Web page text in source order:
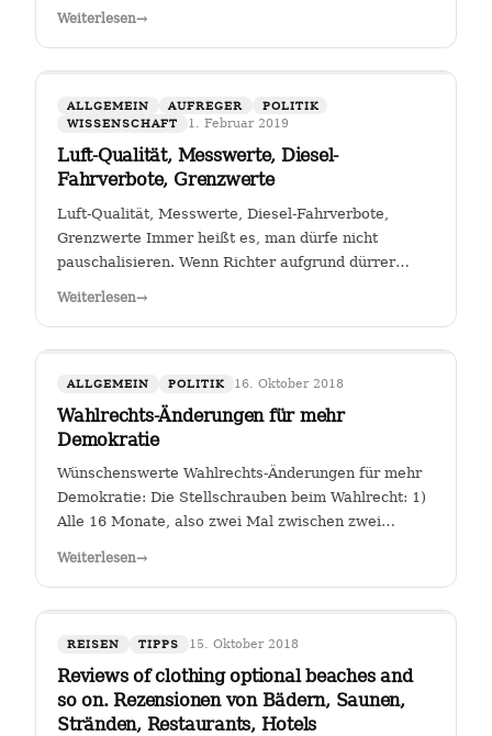
Weiterlesen→
ALLGEMEIN AUFREGER
POLITIK
WISSENSCHAFT
1. Februar 2019
Luft-Qualität, Messwerte, Diesel-
Fahrverbote, Grenzwerte
Luft-Qualität, Messwerte, Diesel-Fahrverbote,
Grenzwerte Immer heißt es, man dürfe nicht
pauschalisieren. Wenn Richter aufgrund dürrer
Weiterlesen→
ALLGEMEIN POLITIK 16. Oktober 2018
Wahlrechts-Änderungen für mehr
Demokratie
Wünschenswerte Wahlrechts-Änderungen für mehr
Demokratie: Die Stellschrauben beim Wahlrecht: 1)
Alle 16 Monate, also zwei Mal zwischen zwei
Weiterlesen→
REISEN TIPPS 15. Oktober 2018
Reviews of clothing optional beaches and
so on. Rezensionen von Bädern, Saunen,
Stränden, Restaurants, Hotels